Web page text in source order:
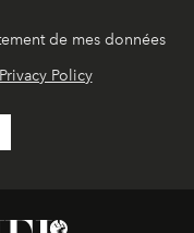
de mes données
Privacy Policy